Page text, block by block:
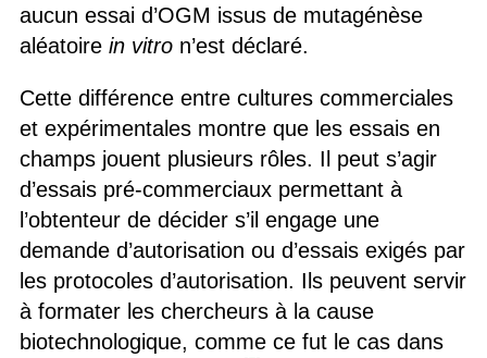
aucun essai d’OGM issus de mutagénèse
aléatoire in vitron’est déclaré.
Cette différence entre cultures commerciales
et expérimentales montre que les essais en
champs jouent plusieurs rôles. Il peut s’agir
d’essais pré-commerciaux permettant à
l’obtenteur de décider s’il engage une
demande d’autorisation ou d’essais exigés par
les protocoles d’autorisation. Ils peuvent servir
à formater les chercheurs à la cause
biotechnologique, comme ce fut le cas dans